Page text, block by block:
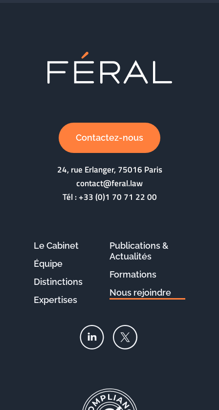
Contactez-nous
24, rue Erlanger, 75016 Paris
contact@feral.law
Tél :+33 (0)1 70 71 22 00
Le Cabinet
Équipe
Distinctions
Expertises
Publications &
Actualités
Formations
Nous rejoindre